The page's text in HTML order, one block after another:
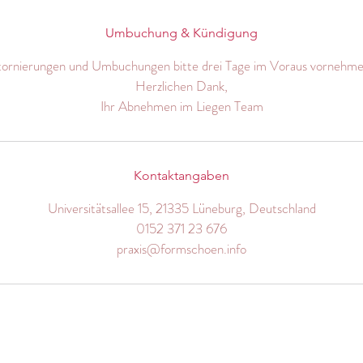
Umbuchung & Kündigung
und Umbuchungen bitte drei Tage im Voraus
Herzlichen Dank,
Ihr Abnehmen im Liegen Team
Kontaktangaben
Universitätsallee 15, 21335 Lüneburg, Deutschland
0152 371 23 676
praxis@formschoen.info